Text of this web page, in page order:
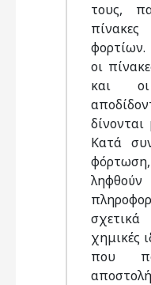
τους,
οι
και
Κατά
χημικές
που